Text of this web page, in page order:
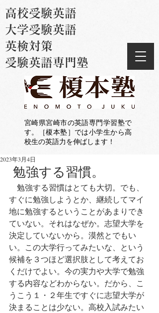
宮崎県宮崎市の英語専門学習塾で
す。［榎本塾］では小学生から高
校生の英語力を伸ばします！
高校受験英語
大学受験英語
英検対策
受験英語専門塾
勉強する習慣。
2023年3月4日
勉強する習慣はとても大切。でも、
すぐに勉強しようとか、継続してマイ
地に勉強するということがあまりでき
ていない。それはなぜか。志望大学を
決定していないから。漠然とでもい
い。この大学行ってみたいな、という
候補を３つほど選択肢として考えてお
くだけでよい。今の実力や大学で勉強
する内容などわからない。だから、こ
うこう１・２年生ですぐに志望大学が
決まることは少ない。高校入試みたい